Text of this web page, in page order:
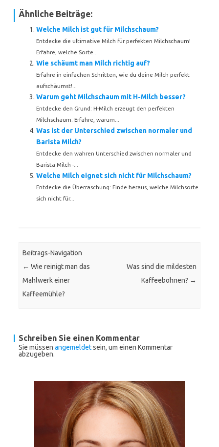
Ähnliche Beiträge:
Welche Milch ist gut für Milchschaum?
Entdecke die ultimative Milch für perfekten Milchschaum!
Erfahre, welche Sorte...
Wie schäumt man Milch richtig auf?
Erfahre in einfachen Schritten, wie du deine Milch perfekt
aufschäumst!...
Warum geht Milchschaum mit H-Milch besser?
Entdecke den Grund: H-Milch erzeugt den perfekten
Milchschaum. Erfahre, warum...
Was ist der Unterschied zwischen normaler und
Barista Milch?
Entdecke den wahren Unterschied zwischen normaler und
Barista Milch -...
Welche Milch eignet sich nicht für Milchschaum?
Entdecke die Überraschung: Finde heraus, welche Milchsorte
sich nicht für...
Beitrags-Navigation
← Wie reinigt man das
Mahlwerk einer
Kaffeemühle?
Was sind die mildesten
Kaffeebohnen? →
Schreiben Sie einen Kommentar
Sie müssen angemeldetsein, um einen Kommentar
abzugeben.